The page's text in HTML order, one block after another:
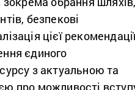
безпекові
цієї
єдиного
з актуальною та
про можливості